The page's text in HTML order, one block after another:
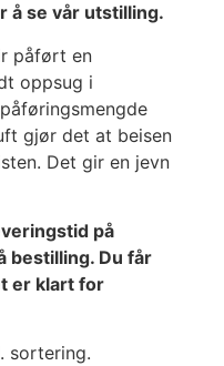
å se vår utstilling.
påført en
oppsug i
gjør det at beisen
Det gir en jevn
på
bestilling. Du får
er klart for
sortering.